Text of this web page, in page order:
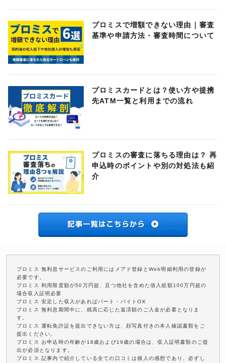
プロミスで増額できない理由｜審査
基準や申請方法・審査時間について
プロミスカードとは？使い方や提携
先ATM一覧と利用までの流れ
プロミスの審査に落ちる理由は？ 再
申込時のポイントや別の対処法も紹
介
プロミス 無利息サービスのご利用にはメアド登録とWeb明細利用の登録が
必要です。
プロミス 利用限度額が50万円超、且つ他社を含めた借入総額100万円超の
場合収入証明必要
プロミス 安定した収入があればパート・バイトOK
プロミス 無利息期間中に、残高に応じた返済額のご入金が必要となりま
す。
プロミス 運転免許証を提出できない方は、顔写真付きの本人確認書類をご
提出ください。
プロミス お申込時の年齢が18歳および19歳の場合は、収入証明書類のご提
出が必須となります。
プロミス 記事内で紹介している全ての口コミは個人の感想であり、必ずし